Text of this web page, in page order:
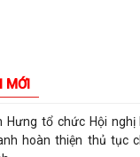
MỚIcông lưu động
hội nghị đối thoại